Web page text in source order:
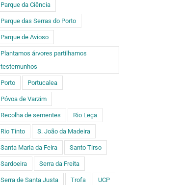
Parque da Ciência
Parque das Serras do Porto
Parque de Avioso
Plantamos árvores partilhamos
testemunhos
Porto Portucalea
Póvoa de Varzim
Recolha de sementes Rio Leça
Rio Tinto S. João da Madeira
Santa Maria da Feira Santo Tirso
Sardoeira Serra da Freita
Serra de Santa Justa Trofa UCP